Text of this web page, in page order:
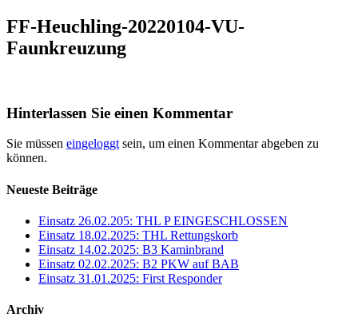
FF-Heuchling-20220104-VU-
Faunkreuzung
Hinterlassen Sie einen Kommentar
Sie müssen eingeloggt sein, um einen Kommentar abgeben zu
können.
Neueste Beiträge
Einsatz 26.02.205: THL P EINGESCHLOSSEN
Einsatz 18.02.2025: THL Rettungskorb
Einsatz 14.02.2025: B3 Kaminbrand
Einsatz 02.02.2025: B2 PKW auf BAB
Einsatz 31.01.2025: First Responder
Archiv